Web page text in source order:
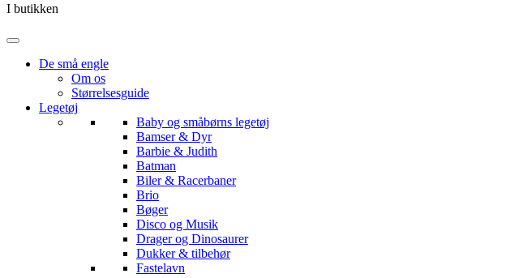
I butikken
De små engle
Om os
Størrelsesguide
Legetøj
Baby og småbørns legetøj
Bamser & Dyr
Barbie & Judith
Batman
Biler & Racerbaner
Brio
Bøger
Disco og Musik
Drager og Dinosaurer
Dukker & tilbehør
Fastelavn